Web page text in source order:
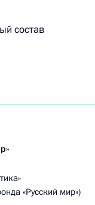
состав
»
«Русский мир»)